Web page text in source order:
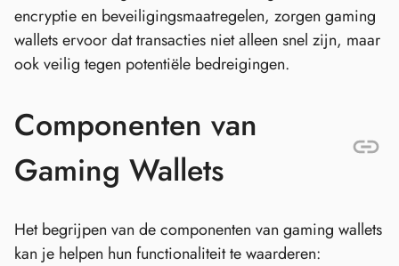
encryptie en beveiligingsmaatregelen, zorgen gaming
wallets ervoor dat transacties niet alleen snel zijn, maar
ook veilig tegen potentiële bedreigingen.
Componenten van
Gaming Wallets
Het begrijpen van de componenten van gaming wallets
kan je helpen hun functionaliteit te waarderen: